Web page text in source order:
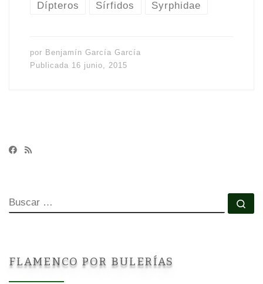
Dípteros Sírfidos Syrphidae
por Benjamín García García
Publicada 16 junio, 2015
BUSCAR
FLAMENCO POR BULERÍAS